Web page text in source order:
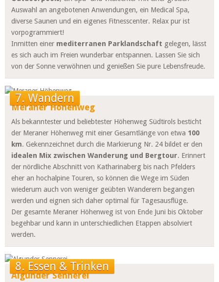
Auswahl an angebotenen Anwendungen, ein Medical Spa,
diverse Saunen und ein eigenes Fitnesscenter. Relax pur ist
vorpogrammiert!
Inmitten einer mediterranen Parklandschaft gelegen, lässt
es sich auch im Freien wunderbar entspannen. Lassen Sie sich
von der Sonne verwöhnen und genießen Sie pure Lebensfreude.
7. Wandern
Meraner Höhenweg
Als bekanntester und beliebtester Höhenweg Südtirols besticht
der Meraner Höhenweg mit einer Gesamtlänge von etwa 100
km. Gekennzeichnet durch die Markierung Nr. 24 bildet er den
idealen Mix zwischen Wanderung und Bergtour. Erinnert
der nördliche Abschnitt von Katharinaberg bis nach Pfelders
eher an hochalpine Touren, so können die Wege im Süden
wiederum auch von weniger geübten Wanderern begangen
werden und eignen sich daher optimal für Tagesausflüge.
Der gesamte Meraner Höhenweg ist von Ende Juni bis Oktober
begehbar und kann in unterschiedlichen Etappen absolviert
werden.
8. Essen & Trinken
Algunder Sennerei